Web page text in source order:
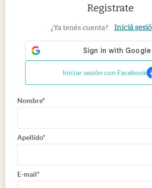
Registrate
¿Ya tenés cuenta? Iniciá
Iniciar sesión con Facebook
Nombre*
Apellido*
E-mail*